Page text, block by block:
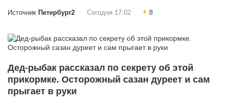
Источник Петербург2 Сегодня 17:02 8
Дед-рыбак рассказал по секрету об этой
прикормке. Осторожный сазан дуреет и сам
прыгает в руки